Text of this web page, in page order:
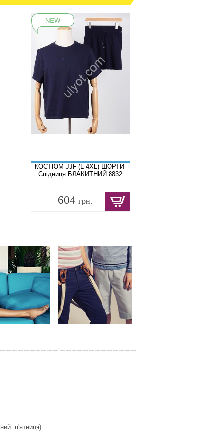
КОСТЮМ JJF (L-4XL) ШОРТИ-
Спідниця БЛАКИТНИЙ 8832
604 грн.
п'ятниця)